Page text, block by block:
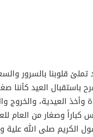
قلوبنا بالسرور
باستقبال العيد كأننا
وأخذ العيدية، والخروج
كباراً وصغار من العام
الكريم صلى الله علية